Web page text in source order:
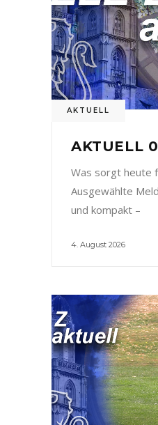
AKTUELL
AKTUELL
Was sorgt heute
Ausgewählte
und kompakt –
4. August 2026